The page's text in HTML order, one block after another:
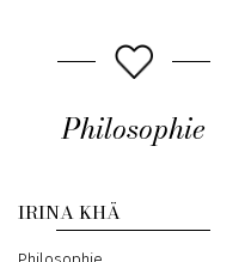
Philosophie
IRINA KHÄ